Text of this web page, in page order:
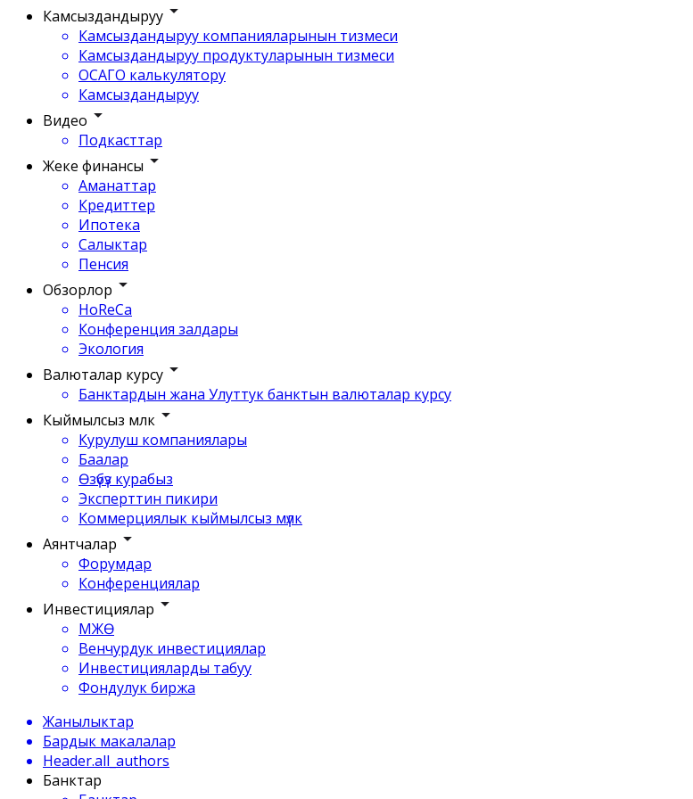
Камсыздандыруу
Камсыздандыруу компанияларынын тизмеси
Камсыздандыруу продуктуларынын тизмеси
ОСАГО калькулятору
Камсыздандыруу
Видео
Подкасттар
Жеке финансы
Аманаттар
Кредиттер
Ипотека
Салыктар
Пенсия
Обзорлор
HoReCa
Конференция залдары
Экология
Валюталар курсу
Банктардын жана Улуттук банктын валюталар курсу
Кыймылсыз мүлк
Курулуш компаниялары
Баалар
Өзүбүз курабыз
Эксперттин пикири
Коммерциялык кыймылсыз мүлк
Аянтчалар
Форумдар
Конференциялар
Инвестициялар
МЖӨ
Венчурдук инвестициялар
Инвестицияларды табуу
Фондулук биржа
Жанылыктар
Бардык макалалар
Header.all_authors
Банктар